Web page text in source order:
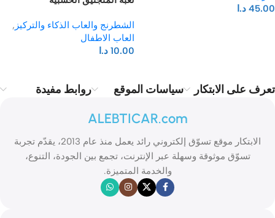
45.00 د.ا
الشطرنج والعاب الذكاء والتركيز ,
العاب الاطفال
10.00 د.ا
تعرف على الابتكار سياسات الموقع روابط مفيدة
ALEBTICAR.com
الابتكار موقع تسوّق إلكتروني رائد يعمل منذ عام 2013، يقدّم تجربة
تسوّق موثوقة وسهلة عبر الإنترنت، تجمع بين الجودة، التنوع،
والخدمة المتميزة.